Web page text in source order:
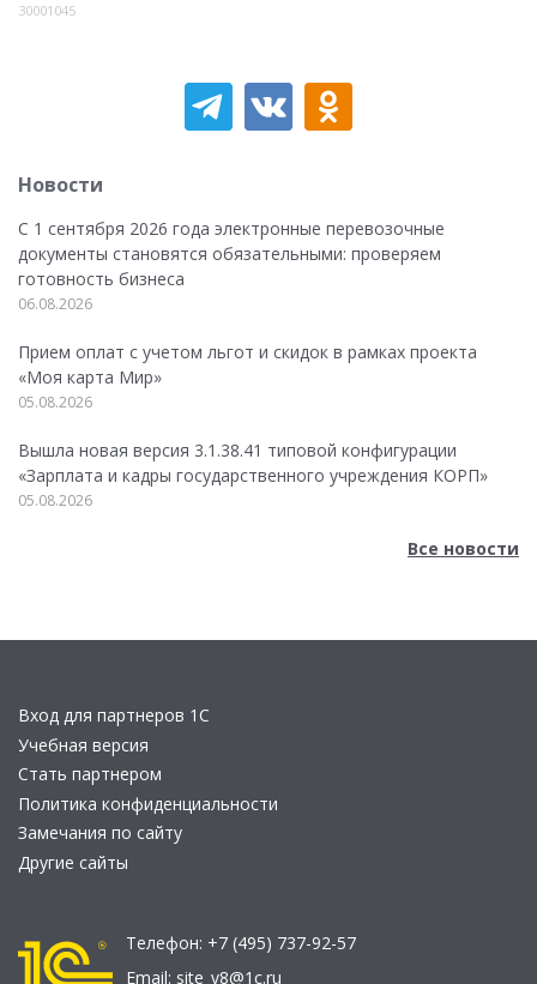
30001045
Новости
С 1 сентября 2026 года электронные перевозочные
документы становятся обязательными: проверяем
готовность бизнеса
06.08.2026
Прием оплат с учетом льгот и скидок в рамках проекта
«Моя карта Мир»
05.08.2026
Вышла новая версия 3.1.38.41 типовой конфигурации
«Зарплата и кадры государственного учреждения КОРП»
05.08.2026
Все новости
Вход для партнеров 1С
Учебная версия
Стать партнером
Политика конфиденциальности
Замечания по сайту
Другие сайты
Телефон: +7 (495) 737-92-57
Email: site_v8@1c.ru